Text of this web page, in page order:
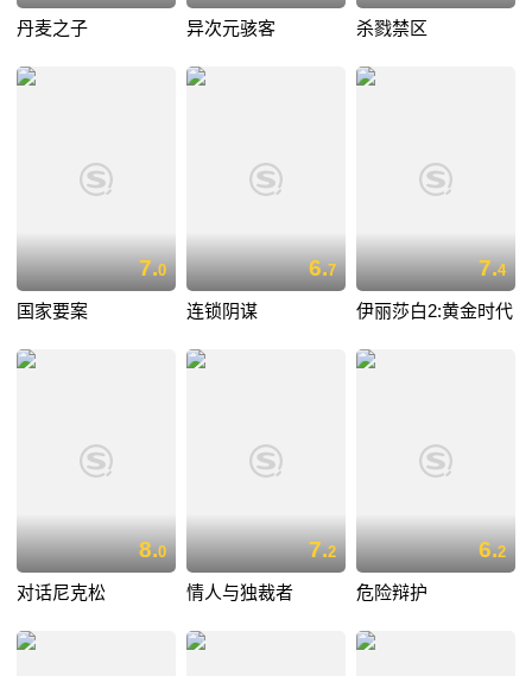
丹麦之子 异次元骇客 杀戮禁区
7.0
国家要案
6.7
连锁阴谋
7.4
伊丽莎白2:黄金时代
8.0
对话尼克松
7.2
情人与独裁者
6.2
危险辩护